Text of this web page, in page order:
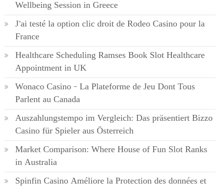
Wellbeing Session in Greece
J’ai testé la option clic droit de Rodeo Casino pour la
France
Healthcare Scheduling Ramses Book Slot Healthcare
Appointment in UK
Wonaco Casino – La Plateforme de Jeu Dont Tous
Parlent au Canada
Auszahlungstempo im Vergleich: Das präsentiert Bizzo
Casino für Spieler aus Österreich
Market Comparison: Where House of Fun Slot Ranks
in Australia
Spinfin Casino Améliore la Protection des données et